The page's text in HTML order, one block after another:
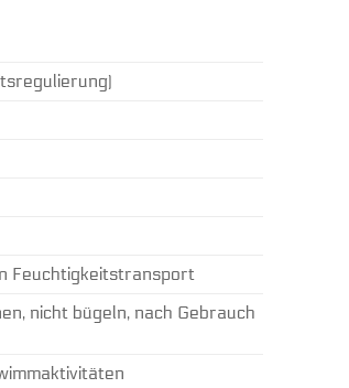
Feuchtigkeitstransport
nicht bügeln, nach Gebrauch